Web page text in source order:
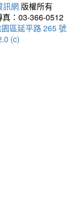
訊網 版權所有
真：03-366-0512
區延平路 265 號
(c)